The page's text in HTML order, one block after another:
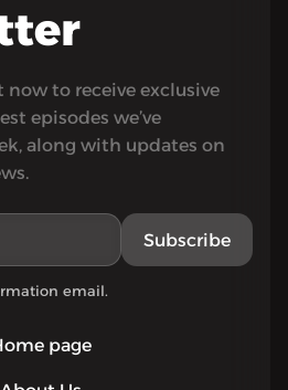
page
to receive exclusive
episodes we’ve
along with updates on
Subscribe
email.